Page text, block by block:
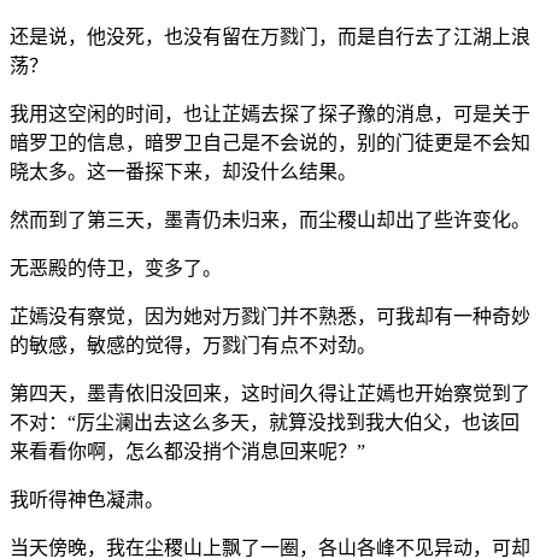
还是说，他没死，也没有留在万戮门，而是自行去了江湖上浪
荡？
我用这空闲的时间，也让芷嫣去探了探子豫的消息，可是关于
暗罗卫的信息，暗罗卫自己是不会说的，别的门徒更是不会知
晓太多。这一番探下来，却没什么结果。
然而到了第三天，墨青仍未归来，而尘稷山却出了些许变化。
无恶殿的侍卫，变多了。
芷嫣没有察觉，因为她对万戮门并不熟悉，可我却有一种奇妙
的敏感，敏感的觉得，万戮门有点不对劲。
第四天，墨青依旧没回来，这时间久得让芷嫣也开始察觉到了
不对：“厉尘澜出去这么多天，就算没找到我大伯父，也该回
来看看你啊，怎么都没捎个消息回来呢？”
我听得神色凝肃。
当天傍晚，我在尘稷山上飘了一圈，各山各峰不见异动，可却